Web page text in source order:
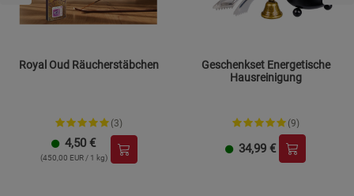
Royal Oud Räucherstäbchen
(3)
4,50 €
(450,00 EUR / 1 kg)
Geschenkset Energetische
Hausreinigung
(9)
34,99 €